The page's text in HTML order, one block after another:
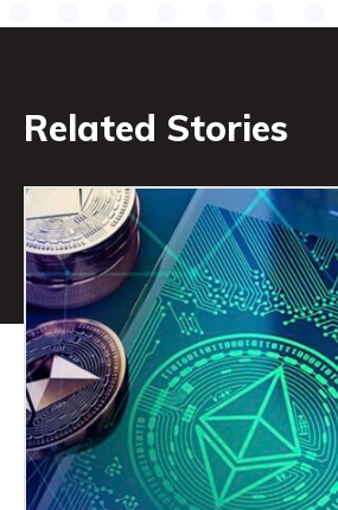
Related Stories